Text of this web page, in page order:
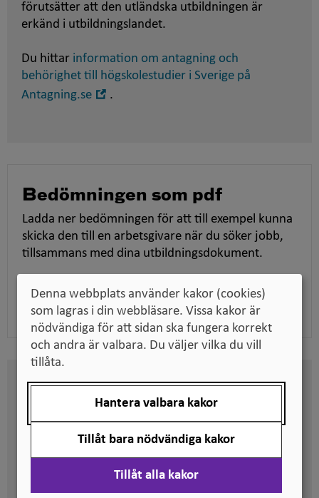
förutsätter att den utländska utbildningen är
erkänd i utbildningslandet.
Du hittar information om antagning och
behörighet till högskolestudier i Sverige på
Antagning.se
.
Bedömningen som pdf
Ladda ner bedömningen för att till exempel kunna
skicka den till en arbetsgivare när du söker jobb,
tillsammans med dina utbildningsdokument.
Ladda ner pdf
Här kan du se på vilken nivå
svenska kvalifikationer är
placerade
Denna webbplats använder kakor (cookies)
som lagras i din webbläsare. Vissa kakor är
nödvändiga för att sidan ska fungera korrekt
och andra är valbara. Du väljer vilka du vill
tillåta.
Hantera valbara kakor
Tillåt bara nödvändiga kakor
Tillåt alla kakor